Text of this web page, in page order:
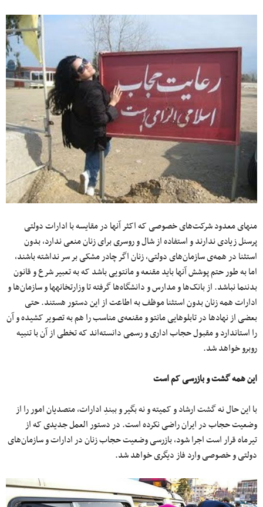
منهای معدود شرکت‌های خصوصی که اکثر آنها در مقایسه با ادارات دولتی
پرسنل زیادی ندارند و استفاده از شال و روسری برای زنان منعی ندارد، بدون
استثنا در همه‏‌ی سازمان‌های دولتی، زنان اگر چادر مشکی بر سر نداشته باشند،
اما به طور حتم پوشش آنها باید مقنعه و مانتویی باشد که به تعبیر شرع و قانون
بدن‎نما نباشد. از بانک‌ها و مدارس و دانشگاه‌ها گرفته تا وزارتخانه‎ها و سازمان‌ها و
ادارات همه زنان بدون استثنا موظف به اطاعت از این دستور هستند. حتی
بعضی از نهادها در تابلوهایی مانتو و مقنعه‌‏ی مناسب را هم به تصویر کشیده و آن
را استاندارد و مقبول حجاب اداری و رسمی دانسته‌اند که تخطی از آن با تنبیه
روبرو خواهد شد.
این همه گشت و بازرسی کم است
با این حال نه گشت ارشاد و کمیته و نه بگیر و ببندِ ادارات، متصدیان امور را از
وضعیت حجاب در ایران راضی نکرده است. در دستور العمل جدیدی که از
تیرماه قرار است اجرا شود، بازرسی وضعیت حجاب زنان در ادارات و سازمان‌های
دولتی و خصوصی وارد فاز دیگری خواهد شد.